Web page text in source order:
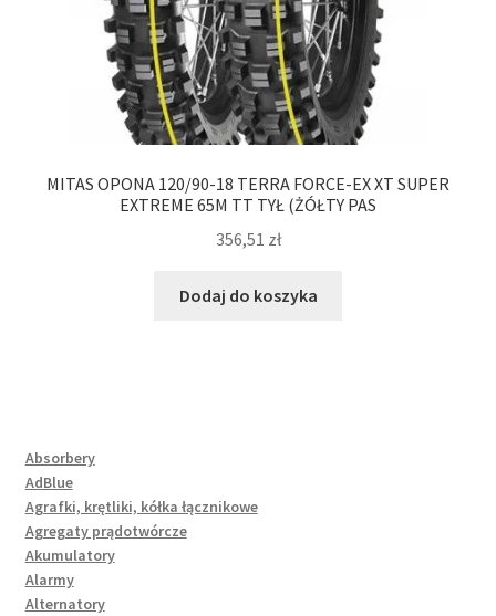
MITAS OPONA 120/90-18 TERRA FORCE-EX XT SUPER
EXTREME 65M TT TYŁ (ŻÓŁTY PAS
356,51 zł
Dodaj do koszyka
Absorbery
AdBlue
Agrafki, krętliki, kółka łącznikowe
Agregaty prądotwórcze
Akumulatory
Alarmy
Alternatory